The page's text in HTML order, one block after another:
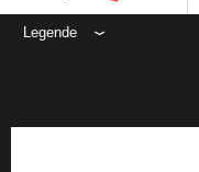
Legende